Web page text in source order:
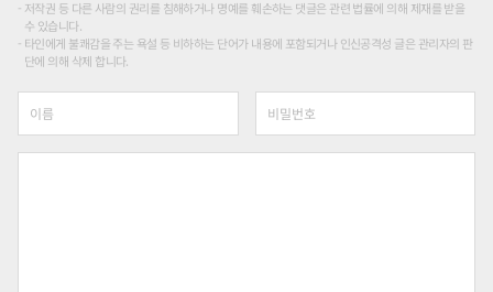
저작권 등 다른 사람의 권리를 침해하거나 명예를 훼손하는 댓글은 관련 법률에 의해 제재를 받을
수 있습니다.
타인에게 불쾌감을 주는 욕설 등 비하하는 단어가 내용에 포함되거나 인신공격성 글은 관리자의 판
단에 의해 삭제 합니다.